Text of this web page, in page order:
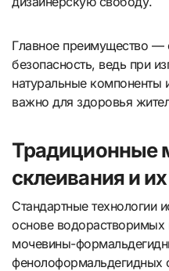
Главное преимущество —
безопасность, ведь при
натуральные компоненты
важно для здоровья
Традиционные
склеивания и
Стандартные технологии
основе водорастворимых
мочевины-
фенолоформальдегидных